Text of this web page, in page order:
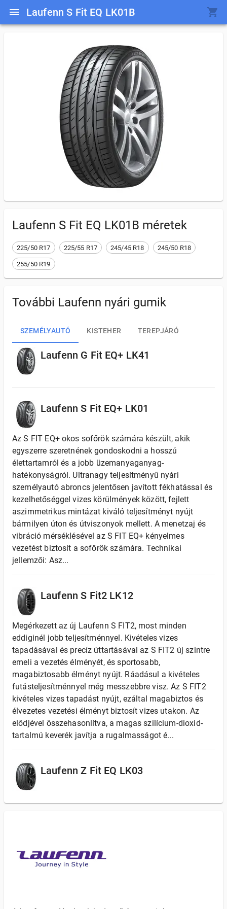
Laufenn S Fit EQ LK01B
Laufenn S Fit EQ LK01B méretek
225/50 R17 225/55 R17 245/45 R18 245/50 R18
255/50 R19
További Laufenn nyári gumik
SZEMÉLYAUTÓ KISTEHER TEREPJÁRÓ
Laufenn G Fit EQ+ LK41
Laufenn S Fit EQ+ LK01
Az S FIT EQ+ okos sofőrök számára készült, akik
egyszerre szeretnének gondoskodni a hosszú
élettartamról és a jobb üzemanyaganyag-
hatékonyságról. Ultranagy teljesítményű nyári
személyautó abroncs jelentősen javított fékhatással és
kezelhetőséggel vizes körülmények között, fejlett
aszimmetrikus mintázat kiváló teljesítményt nyújt
bármilyen úton és útviszonyok mellett. A menetzaj és
vibráció mérséklésével az S FIT EQ+ kényelmes
vezetést biztosít a sofőrök számára. Technikai
jellemzői: Asz...
Laufenn S Fit2 LK12
Megérkezett az új Laufenn S FIT2, most minden
eddiginél jobb teljesítménnyel. Kivételes vizes
tapadásával és precíz úttartásával az S FIT2 új szintre
emeli a vezetés élményét, és sportosabb,
magabiztosabb élményt nyújt. Ráadásul a kivételes
futásteljesítménnyel még messzebbre visz. Az S FIT2
kivételes vizes tapadást nyújt, ezáltal magabiztos és
élvezetes vezetési élményt biztosít vizes utakon. Az
elődjével összehasonlítva, a magas szilícium-dioxid-
tartalmú keverék javítja a rugalmasságot é...
Laufenn Z Fit EQ LK03